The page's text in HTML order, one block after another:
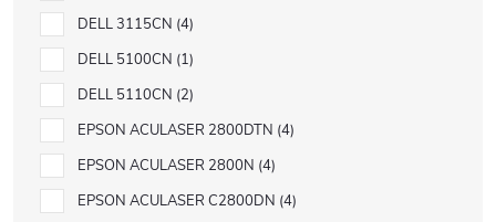
DELL 3115CN 4
DELL 5100CN 1
DELL 5110CN 2
EPSON ACULASER 2800DTN 4
EPSON ACULASER 2800N 4
EPSON ACULASER C2800DN 4